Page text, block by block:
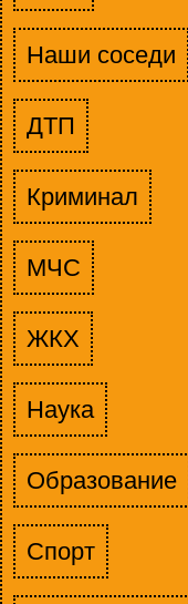
Наши соседи
ДТП
Криминал
МЧС
ЖКХ
Наука
Образование
Спорт